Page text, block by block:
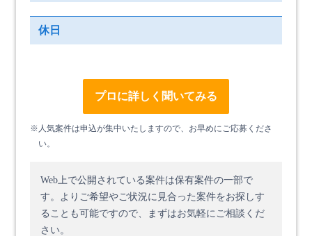
休日
プロに詳しく聞いてみる
※人気案件は申込が集中いたしますので、お早めにご応募くださ
い。
Web上で公開されている案件は保有案件の一部で
す。 よりご希望やご状況に見合った案件をお探しす
ることも可能ですので、まずはお気軽にご相談くだ
さい。